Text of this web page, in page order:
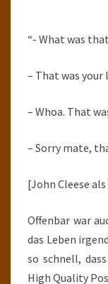
“- What was
– That was your
– Whoa. That
– Sorry mate,
[John Cleese
Offenbar war
das Leben
so schnell,
High Quality